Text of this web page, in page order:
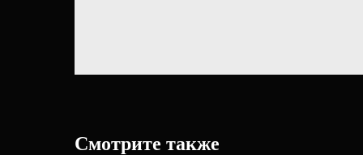
Смотрите также